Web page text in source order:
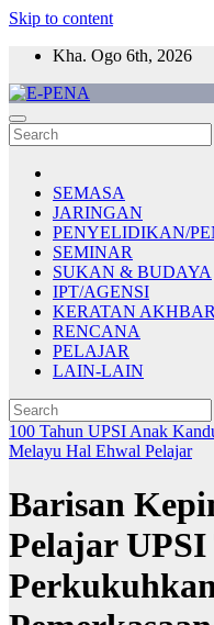
Skip to content
Kha. Ogo 6th, 2026
E-PENA
Berita Digital Terkini
SEMASA
JARINGAN
PENYELIDIKAN/
SEMINAR
SUKAN & BUDAYA
IPT/AGENSI
KERATAN AKHBAR
RENCANA
PELAJAR
LAIN-LAIN
100 Tahun UPSI Anak
Melayu Hal Ehwal Pelajar
Barisan
Pelajar UPSI